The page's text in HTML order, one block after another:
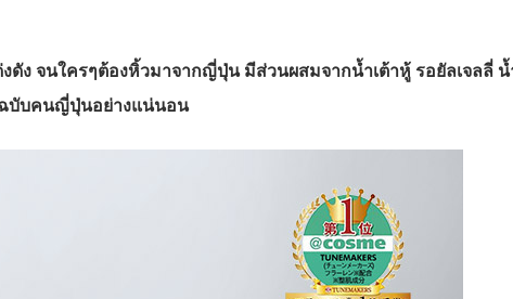
ดัง จนใครๆต้องหิ้วมาจากญี่ปุ่น มีส่วนผสมจากน้ำเต้าหู้ รอยัลเจลลี่ น้
บับคนญี่ปุ่นอย่างแน่นอน